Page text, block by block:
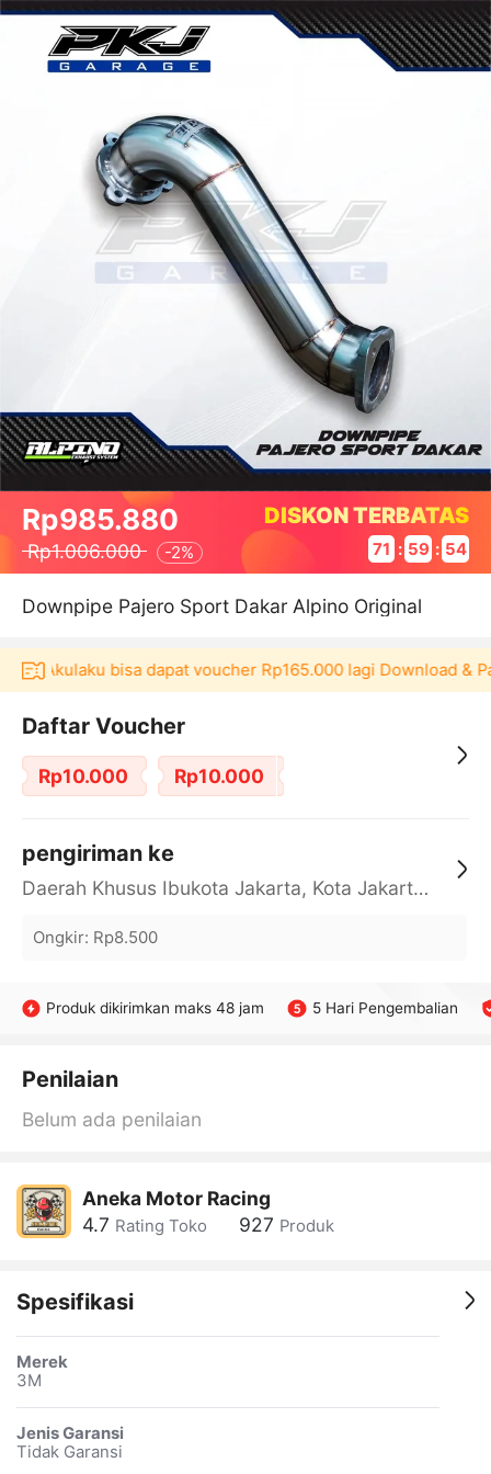
Rp985.880
Rp1.006.000 -2%
DISKON TERBATAS
71 : 59 : 54
Downpipe Pajero Sport Dakar Alpino Original
Akulaku bisa dapat voucher Rp165.000 lagi Download &
Daftar Voucher
Rp10.000 Rp10.000
pengiriman ke
Daerah Khusus Ibukota Jakarta, Kota Jakarta Barat, Cengkareng, yy
Ongkir: Rp8.500
Produk dikirimkan maks 48 jam 5 Hari Pengembalian
Penilaian
Belum ada penilaian
Aneka Motor Racing
4.7 Rating Toko 927 Produk
Spesifikasi
Merek
3M
Jenis Garansi
Tidak Garansi